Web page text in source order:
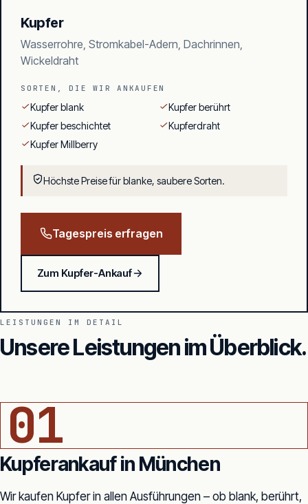
Kupfer
Wasserrohre, Stromkabel-Adern, Dachrinnen,
Wickeldraht
SORTEN, DIE WIR ANKAUFEN
Kupfer blank
Kupfer berührt
Kupfer beschichtet
Kupferdraht
Kupfer Millberry
Höchste Preise für blanke, saubere Sorten.
Tagespreis erfragen
Zum Kupfer-Ankauf
LEISTUNGEN IM DETAIL
Unsere Leistungen im Überblick.
01
Kupferankauf in München
Wir kaufen Kupfer in allen Ausführungen – ob blank, berührt,